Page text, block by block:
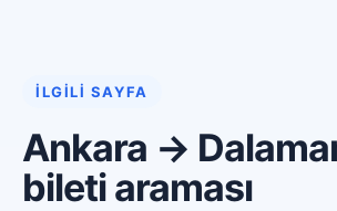
İLGILI SAYFA
Ankara →
bileti araması